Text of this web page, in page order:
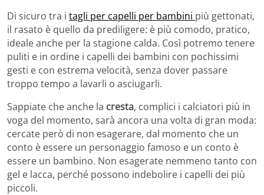
Di sicuro tra i tagli per capelli per bambini più gettonati,
il rasato è quello da prediligere: è più comodo, pratico,
ideale anche per la stagione calda. Così potremo tenere
puliti e in ordine i capelli dei bambini con pochissimi
gesti e con estrema velocità, senza dover passare
troppo tempo a lavarli o asciugarli.
Sappiate che anche la cresta, complici i calciatori più in
voga del momento, sarà ancora una volta di gran moda:
cercate però di non esagerare, dal momento che un
conto è essere un personaggio famoso e un conto è
essere un bambino. Non esagerate nemmeno tanto con
gel e lacca, perché possono indebolire i capelli dei più
piccoli.